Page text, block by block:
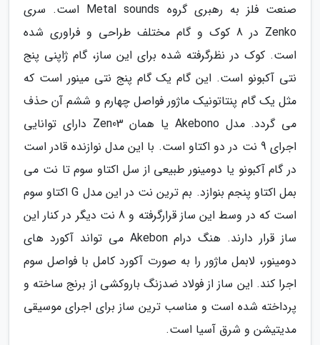
صنعت فلز به رهبری گروه Metal sounds است. سری
Zenko در 8 کوک و گام مختلف طراحی و فراوری شده
است. کوک در نظرگرفته شده برای این ساز، گام ژاپنی پنج
نتی آکبونو است. این گام یک گام پنج نتی مینور است که
مثل یک گام پنتاتونیک ماژور فواصل چهارم و ششم آن حذف
می گردد. مدل Akebono یا همان Zen03 دارای توانایی
اجرای 9 نت در دو اکتاو است. با این مدل نوازنده قادر است
در گام آکبونو یا دومینور طبیعی از سل اکتاو سوم تا نت می
بمل اکتاو پنجم بنوازد. بم ترین نت در این مدل G اکتاو سوم
است که در وسط این ساز قرارگرفته و 8 نت دیگر در کنار این
ساز قرار دارند. هنگ درام Akebon می تواند آکورد های
دومینور، لابمل ماژور را به صورت آکورد کامل با فواصل سوم
اجرا کند. این ساز از فولاد ضدزنگ باروکشی از برنج ساخته و
پرداخته شده است و مناسب ترین ساز برای اجرای موسیقی
مدیتیشن و شرق آسیا است.